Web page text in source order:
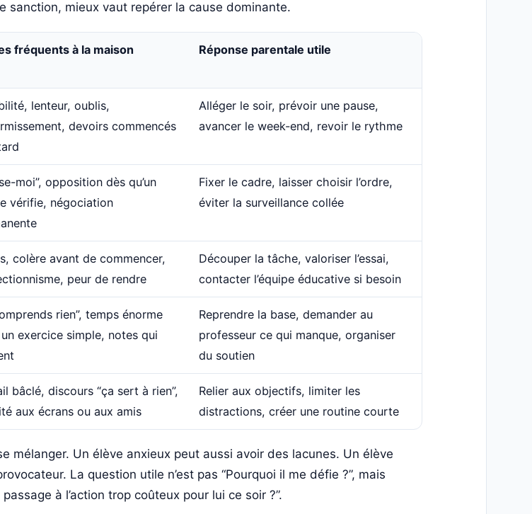
sanction, mieux vaut repérer la cause dominante.
fréquents à la maison Réponse parentale utile
lenteur, oublis,
devoirs commencés
Alléger le soir, prévoir une pause,
avancer le week-end, revoir le rythme
moi”, opposition dès qu’un
vérifie, négociation
Fixer le cadre, laisser choisir l’ordre,
éviter la surveillance collée
colère avant de commencer,
peur de rendre
Découper la tâche, valoriser l’essai,
contacter l’équipe éducative si besoin
rien”, temps énorme
exercice simple, notes qui
Reprendre la base, demander au
professeur ce qui manque, organiser
du soutien
bâclé, discours “ça sert à rien”,
aux écrans ou aux amis
Relier aux objectifs, limiter les
distractions, créer une routine courte
mélanger. Un élève anxieux peut aussi avoir des lacunes. Un élève
La question utile n’est pas “Pourquoi il me défie ?”, mais
à l’action trop coûteux pour lui ce soir ?”.